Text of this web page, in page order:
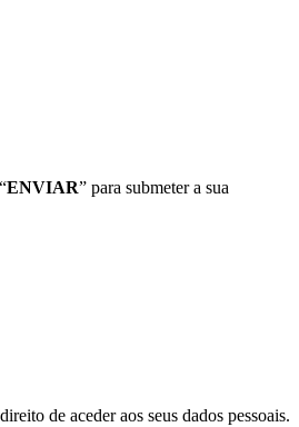
ENVIAR” para submeter a sua
de aceder aos seus dados pessoais.